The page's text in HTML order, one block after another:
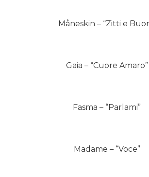
Måneskin – “Zitti e
Gaia – “Cuore Amaro”
Fasma – “Parlami”
Madame – “Voce”